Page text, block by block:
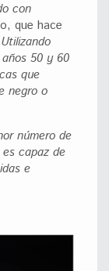
con
que hace
Utilizando
50 y 60
que
negro o
número de
capaz de
e